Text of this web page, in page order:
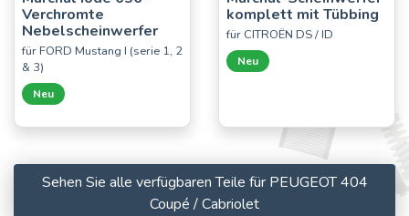
Verchromte
Nebelscheinwerfer
für FORD Mustang I (serie 1, 2
& 3)
Neu
komplett mit Tübbing
für CITROËN DS / ID
Neu
Sehen Sie alle verfügbaren Teile für PEUGEOT 404
Coupé / Cabriolet